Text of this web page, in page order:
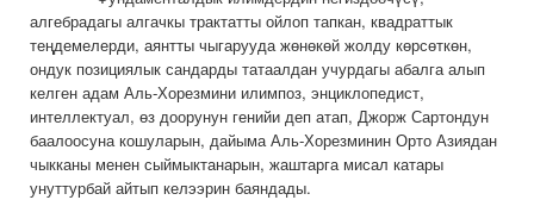
алгебрадагы алгачкы трактатты ойлоп тапкан, квадраттык
теңдемелерди, аянтты чыгарууда жөнөкөй жолду көрсөткөн,
ондук позициялык сандарды татаалдан учурдагы абалга алып
келген адам Аль-Хорезмини илимпоз, энциклопедист,
интеллектуал, өз доорунун генийи деп атап, Джорж Сартондун
баалоосуна кошуларын, дайыма Аль-Хорезминин Орто Азиядан
чыкканы менен сыймыктанарын, жаштарга мисал катары
унуттурбай айтып келээрин баяндады.